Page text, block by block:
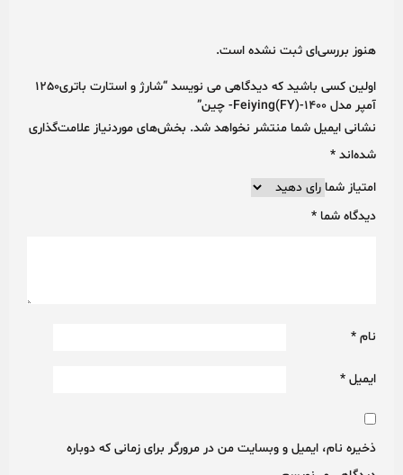
هنوز بررسی‌ای ثبت نشده است.
اولین کسی باشید که دیدگاهی می نویسد “شارژ و استارت باتری1250
آمپر مدل Feiying(FY)-1400- چین”
نشانی ایمیل شما منتشر نخواهد شد. بخش‌های موردنیاز علامت‌گذاری
شده‌اند *
امتیاز شما
دیدگاه شما *
نام *
ایمیل *
ذخیره نام، ایمیل و وبسایت من در مرورگر برای زمانی که دوباره